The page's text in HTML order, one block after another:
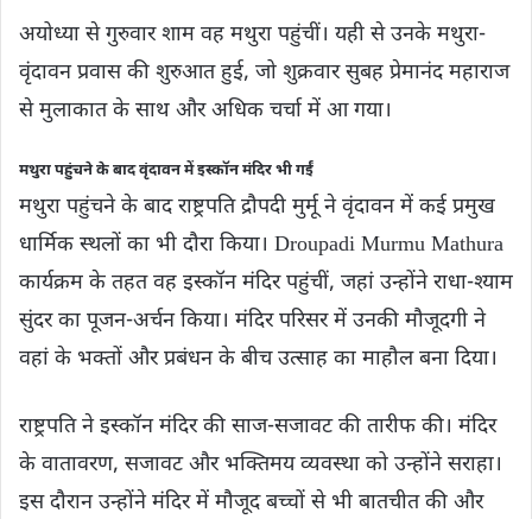
अयोध्या से गुरुवार शाम वह मथुरा पहुंचीं। यही से उनके मथुरा-
वृंदावन प्रवास की शुरुआत हुई, जो शुक्रवार सुबह प्रेमानंद महाराज
से मुलाकात के साथ और अधिक चर्चा में आ गया।
मथुरा पहुंचने के बाद वृंदावन में इस्कॉन मंदिर भी गईं
मथुरा पहुंचने के बाद राष्ट्रपति द्रौपदी मुर्मू ने वृंदावन में कई प्रमुख
धार्मिक स्थलों का भी दौरा किया। Droupadi Murmu Mathura
कार्यक्रम के तहत वह इस्कॉन मंदिर पहुंचीं, जहां उन्होंने राधा-श्याम
सुंदर का पूजन-अर्चन किया। मंदिर परिसर में उनकी मौजूदगी ने
वहां के भक्तों और प्रबंधन के बीच उत्साह का माहौल बना दिया।
राष्ट्रपति ने इस्कॉन मंदिर की साज-सजावट की तारीफ की। मंदिर
के वातावरण, सजावट और भक्तिमय व्यवस्था को उन्होंने सराहा।
इस दौरान उन्होंने मंदिर में मौजूद बच्चों से भी बातचीत की और